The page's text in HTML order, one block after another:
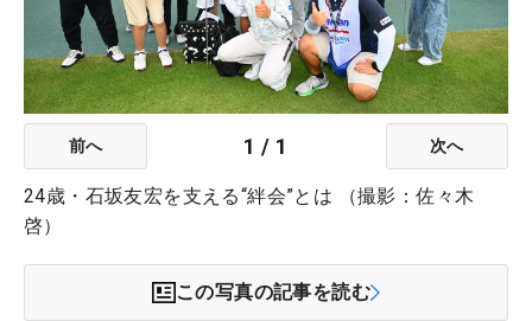
前へ 1 / 1 次へ
24歳・石坂友宏を支える“絆会”とは （撮影：佐々木
啓）
この写真の記事を読む